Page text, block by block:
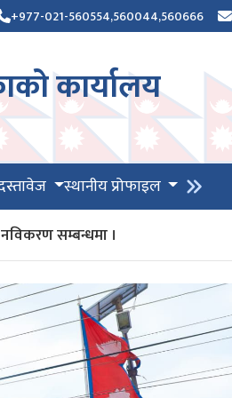
+977-021-560554,560044,560666
कार्यालय
स्थानीय प्रोफाइल
नविकरण सम्बन्धमा ।